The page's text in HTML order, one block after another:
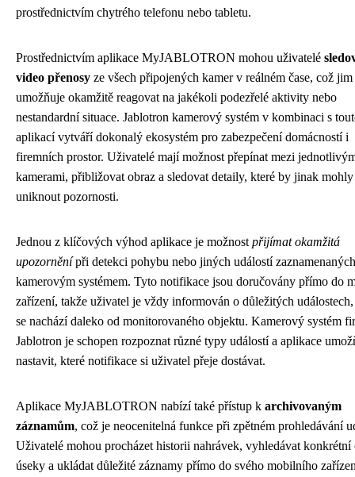
prostřednictvím chytrého telefonu nebo tabletu.
Prostřednictvím aplikace MyJABLOTRON mohou uživatelé
video přenosy ze všech připojených kamer v reálném čase, což jim
umožňuje okamžitě reagovat na jakékoli podezřelé aktivity nebo
nestandardní situace. Jablotron kamerový systém v kombinaci s
aplikací vytváří dokonalý ekosystém pro zabezpečení domácností i
firemních prostor. Uživatelé mají možnost přepínat mezi
kamerami, přibližovat obraz a sledovat detaily, které by jinak mohly
uniknout pozornosti.
Jednou z klíčových výhod aplikace je možnost přijímat okamžitá
upozorněnípři detekci pohybu nebo jiných událostí zaznamenaných
kamerovým systémem. Tyto notifikace jsou doručovány přímo do
zařízení, takže uživatel je vždy informován o důležitých
se nachází daleko od monitorovaného objektu. Kamerový systém
Jablotron je schopen rozpoznat různé typy událostí a aplikace
nastavit, které notifikace si uživatel přeje dostávat.
Aplikace MyJABLOTRON nabízí také přístup k archivovaným
záznamům, což je neocenitelná funkce při zpětném prohledávání
Uživatelé mohou procházet historii nahrávek, vyhledávat konkrétní
úseky a ukládat důležité záznamy přímo do svého mobilního